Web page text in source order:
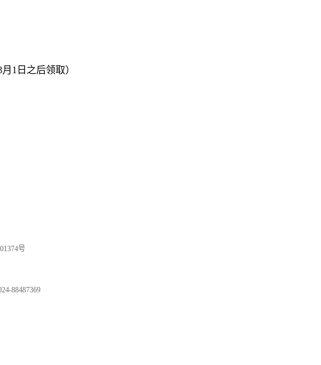
1日之后领取）
号
88487369